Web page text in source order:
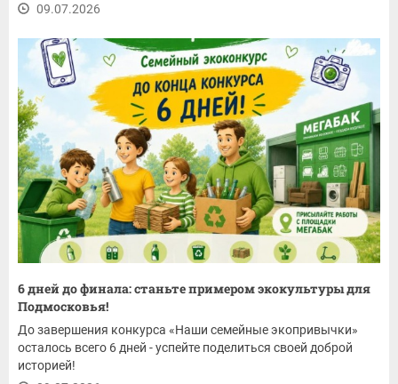
09.07.2026
6 дней до финала: станьте примером экокультуры для
Подмосковья!
До завершения конкурса «Наши семейные экопривычки»
осталось всего 6 дней - успейте поделиться своей доброй
историей!